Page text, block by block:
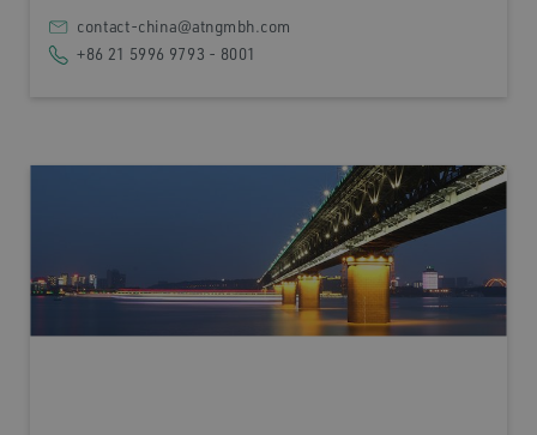
contact-china@atngmbh.com
+86 21 5996 9793 - 8001